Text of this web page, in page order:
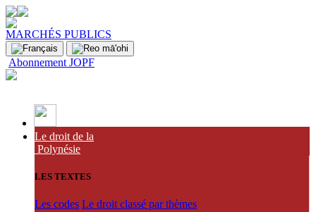
MARCHÉS PUBLICS
Abonnement JOPF
Le droit de la
Polynésie
LES TEXTES
Les codes Le droit classé par thèmes